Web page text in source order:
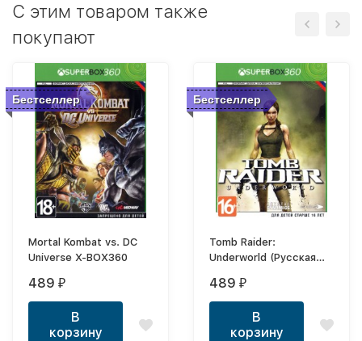
C этим товаром также
покупают
Бестселлер
Mortal Kombat vs. DC
Universe X-BOX360
489 ₽
В
корзину
Бестселлер
Tomb Raider:
Underworld (Русская
489 ₽
В
корзину